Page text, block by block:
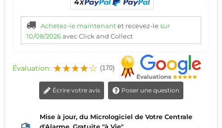
Achetez-le maintenantet recevez-lesur
10/08/2026avec Click and Collect
Évaluation: (170)
Écrire votre avis Poser une question
Mise à jour, du Micrologiciel de Votre Centrale